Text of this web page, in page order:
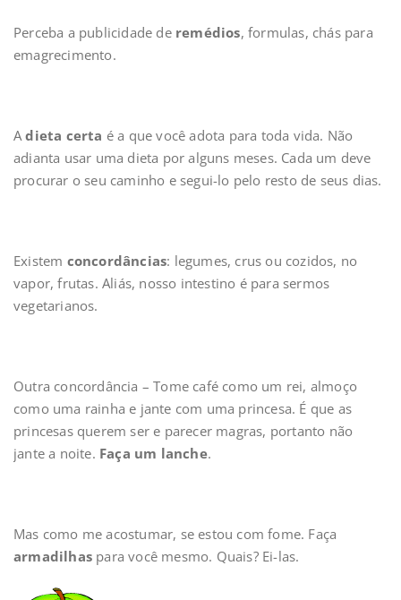
Perceba a publicidade deremédios, formulas, chás para
emagrecimento.
Adieta certa é a que você adota para toda vida. Não
adianta usar uma dieta por alguns meses. Cada um deve
procurar o seu caminho e segui-lo pelo resto de seus dias.
Existem concordâncias: legumes, crus ou cozidos, no
vapor, frutas. Aliás, nosso intestino é para sermos
vegetarianos.
Outra concordância – Tome café como um rei, almoço
como uma rainha e jante com uma princesa. É que as
princesas querem ser e parecer magras, portanto não
jante a noite. Faça um lanche.
Mas como me acostumar, se estou com fome. Faça
armadilhas para você mesmo. Quais? Ei-las.